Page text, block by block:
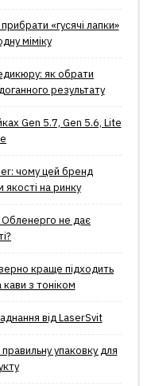
«гусячі лапки»
міміку
як обрати
результату
Gen 5.7, Gen 5.6, Lite
чому цей бренд
на ринку
Обленерго не дає
краще підходить
з тоніком
від LaserSvit
упаковку для